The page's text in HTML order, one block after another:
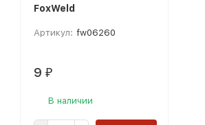
FoxWeld
Артикул: fw06260
9 ₽
В наличии